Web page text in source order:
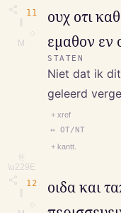
M
11
⎘
\u229E
ουχ οτι
εμαθον εν
STATEN
Niet dat ik
geleerd
+ xref
↔ OT/NT
+ kantt.
12
οιδα και